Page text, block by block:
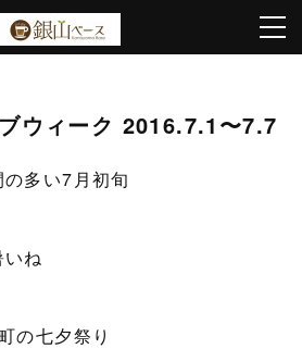
ウィーク 2016.7.1〜7.7
多い7月初旬
ね
の七夕祭り